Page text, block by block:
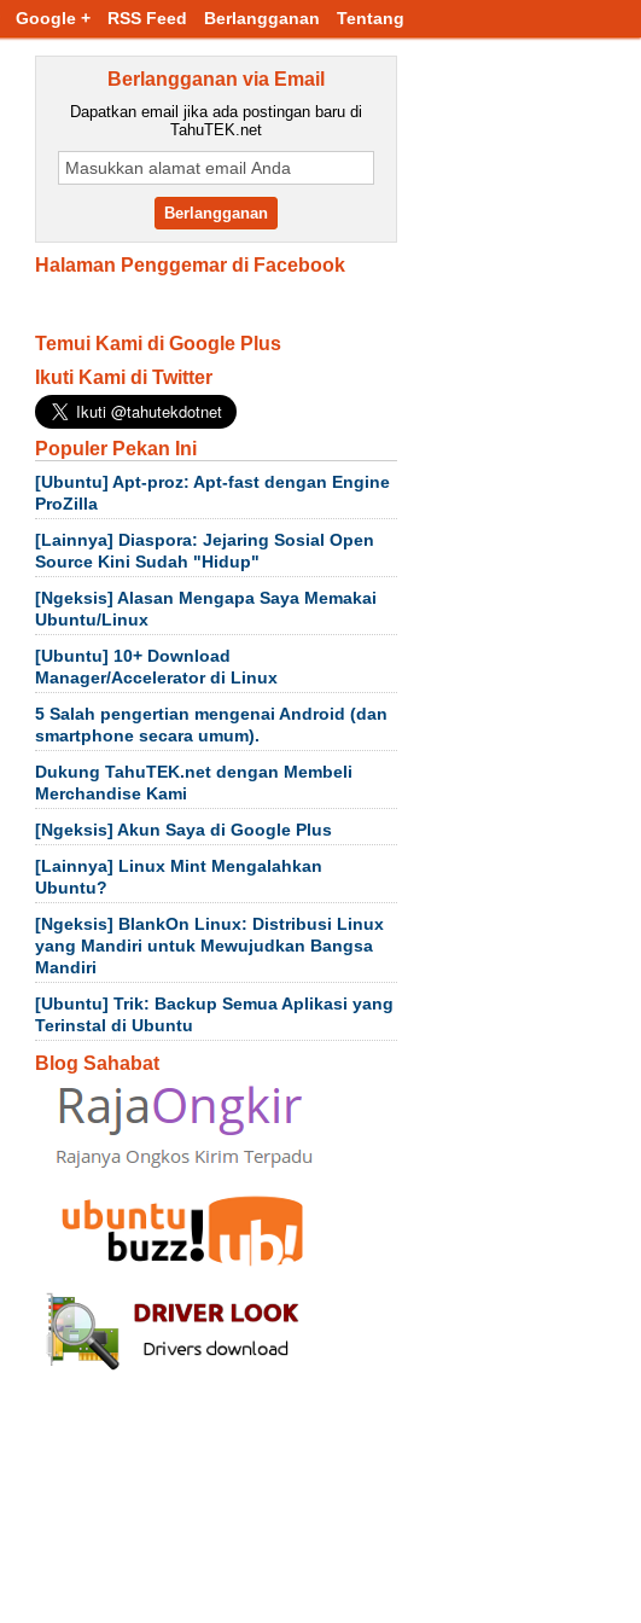
Google + RSS Feed Berlangganan Tentang
Berlangganan via Email
Dapatkan email jika ada postingan baru di
TahuTEK.net
Halaman Penggemar di Facebook
Temui Kami di Google Plus
Ikuti Kami di Twitter
Populer Pekan Ini
[Ubuntu] Apt-proz: Apt-fast dengan Engine
ProZilla
[Lainnya] Diaspora: Jejaring Sosial Open
Source Kini Sudah "Hidup"
[Ngeksis] Alasan Mengapa Saya Memakai
Ubuntu/Linux
[Ubuntu] 10+ Download
Manager/Accelerator di Linux
5 Salah pengertian mengenai Android (dan
smartphone secara umum).
Dukung TahuTEK.net dengan Membeli
Merchandise Kami
[Ngeksis] Akun Saya di Google Plus
[Lainnya] Linux Mint Mengalahkan
Ubuntu?
[Ngeksis] BlankOn Linux: Distribusi Linux
yang Mandiri untuk Mewujudkan Bangsa
Mandiri
[Ubuntu] Trik: Backup Semua Aplikasi yang
Terinstal di Ubuntu
Blog Sahabat